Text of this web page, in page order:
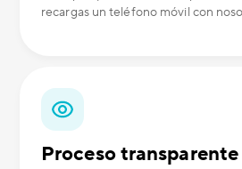
recargas un teléfono móvil con
Proceso transparente